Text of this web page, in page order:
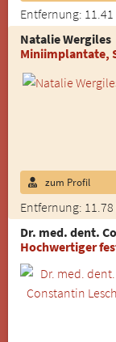
Entfernung: 11.41
Natalie Wergiles
Miniimplantate,
Entfernung: 11.78
zum Profil
Dr. med. dent.
Hochwertiger